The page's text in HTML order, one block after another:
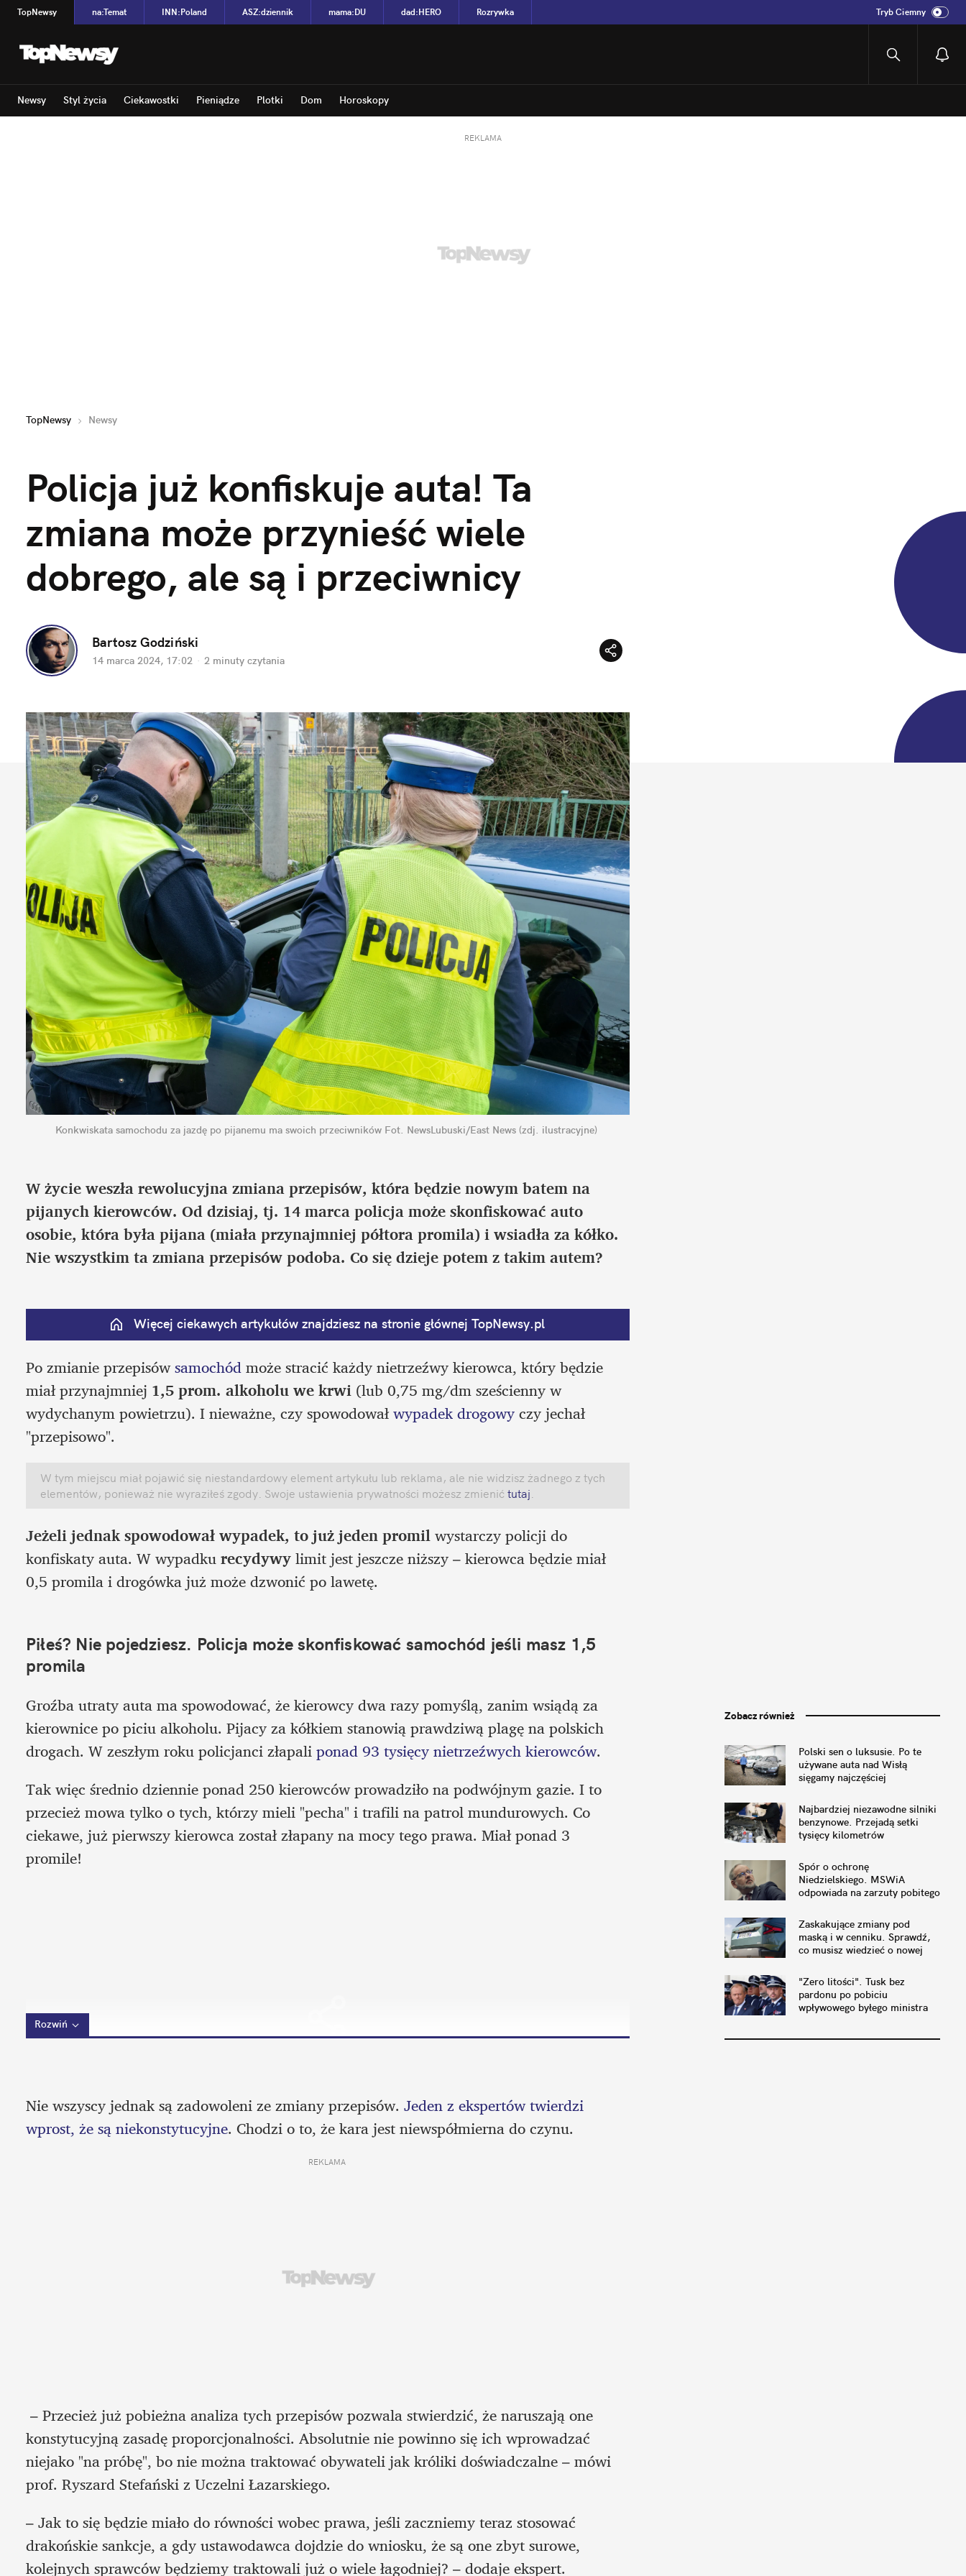
TopNewsy na:Temat INN:Poland ASZ:dziennik mama:DU dad:HERO Rozrywka Tryb Ciemny
Newsy Styl życia Ciekawostki Pieniądze Plotki Dom Horoskopy
REKLAMA
TopNewsy Newsy
Policja już konfiskuje auta! Ta
zmiana może przynieść wiele
dobrego, ale są i przeciwnicy
Bartosz Godziński
14 marca 2024, 17:02 · 2 minuty czytania
Konkwiskata samochodu za jazdę po pijanemu ma swoich przeciwników Fot. NewsLubuski/East News (zdj. ilustracyjne)
W życie weszła rewolucyjna zmiana przepisów, która będzie nowym batem na
pijanych kierowców. Od dzisiaj, tj. 14 marca policja może skonfiskować auto
osobie, która była pijana (miała przynajmniej półtora promila) i wsiadła za kółko.
Nie wszystkim ta zmiana przepisów podoba. Co się dzieje potem z takim autem?
Więcej ciekawych artykułów znajdziesz na stronie głównej TopNewsy.pl
Po zmianie przepisów samochód może stracić każdy nietrzeźwy kierowca, który będzie
miał przynajmniej 1,5 prom. alkoholu we krwi (lub 0,75 mg/dm sześcienny w
wydychanym powietrzu). I nieważne, czy spowodował wypadek drogowy czy jechał
"przepisowo".
W tym miejscu miał pojawić się niestandardowy element artykułu lub reklama, ale nie widzisz żadnego z tych
elementów, ponieważ nie wyraziłeś zgody. Swoje ustawienia prywatności możesz zmienić tutaj.
Jeżeli jednak spowodował wypadek, to już jeden promil wystarczy policji do
konfiskaty auta. W wypadku recydywy limit jest jeszcze niższy – kierowca będzie miał
0,5 promila i drogówka już może dzwonić po lawetę.
Piłeś? Nie pojedziesz. Policja może skonfiskować samochód jeśli masz 1,5
promila
Groźba utraty auta ma spowodować, że kierowcy dwa razy pomyślą, zanim wsiądą za
kierownice po piciu alkoholu. Pijacy za kółkiem stanowią prawdziwą plagę na polskich
drogach. W zeszłym roku policjanci złapali ponad 93 tysięcy nietrzeźwych kierowców.
Tak więc średnio dziennie ponad 250 kierowców prowadziło na podwójnym gazie. I to
przecież mowa tylko o tych, którzy mieli "pecha" i trafili na patrol mundurowych. Co
ciekawe, już pierwszy kierowca został złapany na mocy tego prawa. Miał ponad 3
promile!
Rozwiń
Nie wszyscy jednak są zadowoleni ze zmiany przepisów. Jeden z ekspertów twierdzi
wprost, że są niekonstytucyjne. Chodzi o to, że kara jest niewspółmierna do czynu.
REKLAMA
konstytucyjną zasadę proporcjonalności. Absolutnie nie powinno się ich wprowadzać
niejako "na próbę", bo nie można traktować obywateli jak króliki doświadczalne – mówi
prof. Ryszard Stefański z Uczelni Łazarskiego.
– Jak to się będzie miało do równości wobec prawa, jeśli zaczniemy teraz stosować
drakońskie sankcje, a gdy ustawodawca dojdzie do wniosku, że są one zbyt surowe,
kolejnych sprawców będziemy traktowali już o wiele łagodniej? – dodaje ekspert.
Zobacz również
Polski sen o luksusie. Po te
używane auta nad Wisłą
sięgamy najczęściej
Najbardziej niezawodne silniki
benzynowe. Przejadą setki
tysięcy kilometrów
Spór o ochronę
Niedzielskiego. MSWiA
odpowiada na zarzuty pobitego
Zaskakujące zmiany pod
maską i w cenniku. Sprawdź,
co musisz wiedzieć o nowej
"Zero litości". Tusk bez
pardonu po pobiciu
wpływowego byłego ministra